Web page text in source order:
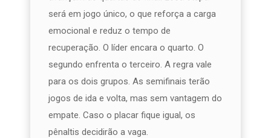
será em jogo único, o que reforça a carga
emocional e reduz o tempo de
recuperação. O líder encara o quarto. O
segundo enfrenta o terceiro. A regra vale
para os dois grupos. As semifinais terão
jogos de ida e volta, mas sem vantagem do
empate. Caso o placar fique igual, os
pênaltis decidirão a vaga.